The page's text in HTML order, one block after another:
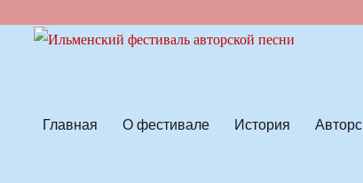
Главная О фестивале История